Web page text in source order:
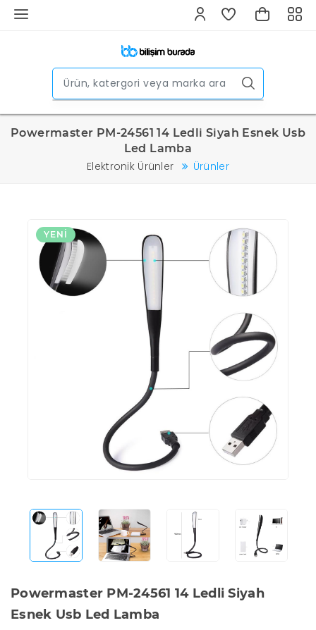
Powermaster PM-24561 14 Ledli Siyah Esnek Usb
Led Lamba
Elektronik Ürünler Ürünler
YENI
Powermaster PM-24561 14 Ledli Siyah
Esnek Usb Led Lamba